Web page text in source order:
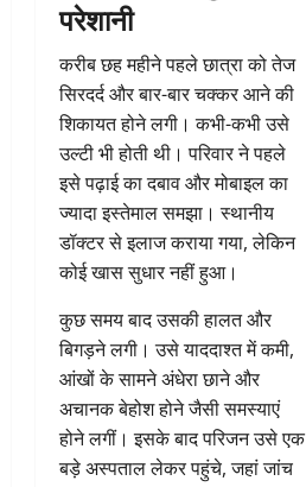
परेशानी
करीब छह महीने पहले छात्रा को तेज
सिरदर्द और बार-बार चक्कर आने की
शिकायत होने लगी। कभी-कभी उसे
उल्टी भी होती थी। परिवार ने पहले
इसे पढ़ाई का दबाव और मोबाइल का
ज्यादा इस्तेमाल समझा। स्थानीय
डॉक्टर से इलाज कराया गया, लेकिन
कोई खास सुधार नहीं हुआ।
कुछ समय बाद उसकी हालत और
बिगड़ने लगी। उसे याददाश्त में कमी,
आंखों के सामने अंधेरा छाने और
अचानक बेहोश होने जैसी समस्याएं
होने लगीं। इसके बाद परिजन उसे एक
बड़े अस्पताल लेकर पहुंचे, जहां जांच